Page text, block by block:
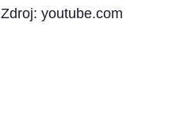
Zdroj: youtube.com